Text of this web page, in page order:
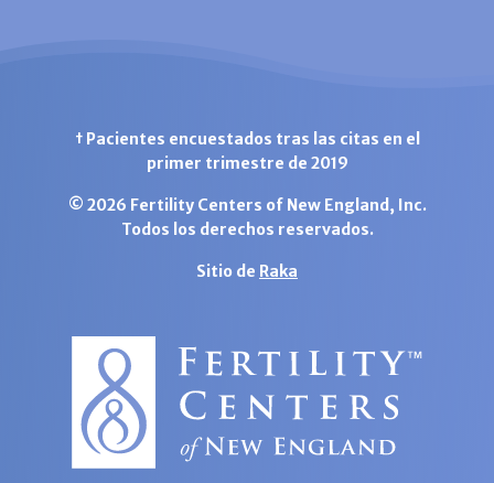
† Pacientes encuestados tras las citas en el
primer trimestre de 2019
© 2026 Fertility Centers of New England, Inc.
Todos los derechos reservados.
Sitio de Raka